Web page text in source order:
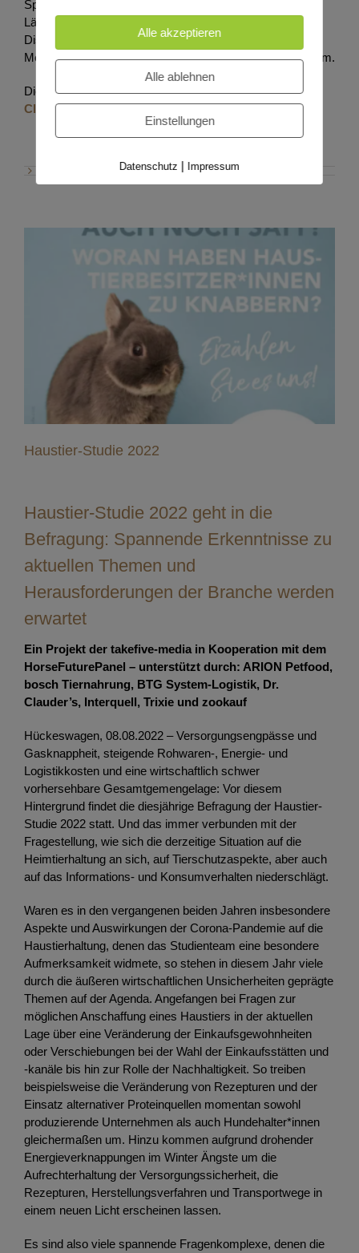
Sportpferdezucht nahmen knapp 100 Vertreter aus 20
Ländern teil. Neben Vorträgen und angeregten
Diskussionen standen Praxistage im Landgestüt
Moritzburg und im Hauptgestüt Graditz auf dem Programm.
Die Vortragsfolien können Sie hierdownloaden. Bei
ClipMyHorse.tvsehen sie den Vortrag online.
Haustier-Studie 2022
Haustier-Studie 2022
Haustier-Studie 2022 geht in die
Befragung: Spannende Erkenntnisse zu
aktuellen Themen und
Herausforderungen der Branche werden
erwartet
Ein Projekt der takefive-media in Kooperation mit dem
HorseFuturePanel – unterstützt durch: ARION Petfood,
bosch Tiernahrung, BTG System-Logistik, Dr.
Clauder’s, Interquell, Trixie und zookauf
Hückeswagen, 08.08.2022 – Versorgungsengpässe und
Gasknappheit, steigende Rohwaren-, Energie- und
Logistikkosten und eine wirtschaftlich schwer
vorhersehbare Gesamtgemengelage: Vor diesem
Hintergrund findet die diesjährige Befragung der Haustier-
Studie 2022 statt. Und das immer verbunden mit der
Fragestellung, wie sich die derzeitige Situation auf die
Heimtierhaltung an sich, auf Tierschutzaspekte, aber auch
auf das Informations- und Konsumverhalten niederschlägt.
Waren es in den vergangenen beiden Jahren insbesondere
Aspekte und Auswirkungen der Corona-Pandemie auf die
Haustierhaltung, denen das Studienteam eine besondere
Aufmerksamkeit widmete, so stehen in diesem Jahr viele
durch die äußeren wirtschaftlichen Unsicherheiten geprägte
Themen auf der Agenda. Angefangen bei Fragen zur
möglichen Anschaffung eines Haustiers in der aktuellen
Lage über eine Veränderung der Einkaufsgewohnheiten
oder Verschiebungen bei der Wahl der Einkaufsstätten und
-kanäle bis hin zur Rolle der Nachhaltigkeit. So treiben
beispielsweise die Veränderung von Rezepturen und der
Einsatz alternativer Proteinquellen momentan sowohl
produzierende Unternehmen als auch Hundehalter*innen
gleichermaßen um. Hinzu kommen aufgrund drohender
Energieverknappungen im Winter Ängste um die
Aufrechterhaltung der Versorgungssicherheit, die
Rezepturen, Herstellungsverfahren und Transportwege in
einem neuen Licht erscheinen lassen.
Es sind also viele spannende Fragenkomplexe, denen die
Alle akzeptieren
Alle ablehnen
Einstellungen
Datenschutz | Impressum